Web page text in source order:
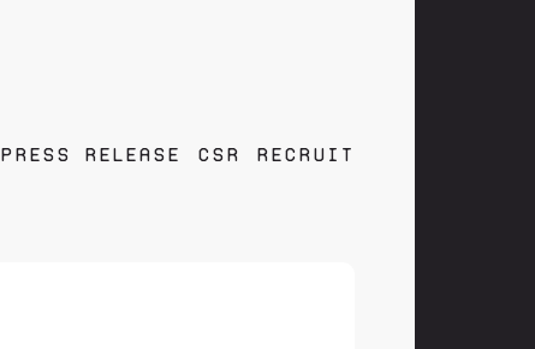
PRESS RELEASE CSR RECRUIT